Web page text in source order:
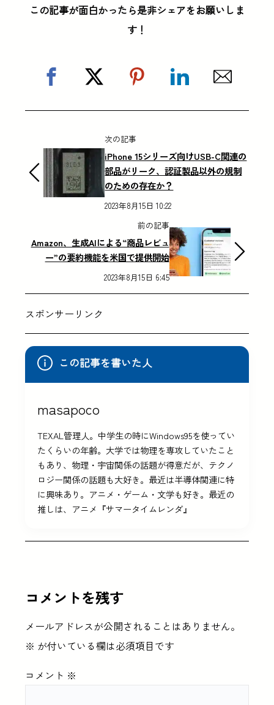
この記事が面白かったら是非シェアをお願いしま
す！
次の記事
iPhone 15シリーズ向けUSB-C関連の
部品がリーク、認証製品以外の規制
のための存在か？
2023年8月15日 10:22
前の記事
Amazon、生成AIによる“商品レビュ
ー”の要約機能を米国で提供開始
2023年8月15日 6:45
スポンサーリンク
この記事を書いた人
masapoco
TEXAL管理人。中学生の時にWindows95を使ってい
たくらいの年齢。大学では物理を専攻していたこと
もあり、物理・宇宙関係の話題が得意だが、テクノ
ロジー関係の話題も大好き。最近は半導体関連に特
に興味あり。アニメ・ゲーム・文学も好き。最近の
推しは、アニメ『サマータイムレンダ』
コメントを残す
メールアドレスが公開されることはありません。
※ が付いている欄は必須項目です
コメント ※